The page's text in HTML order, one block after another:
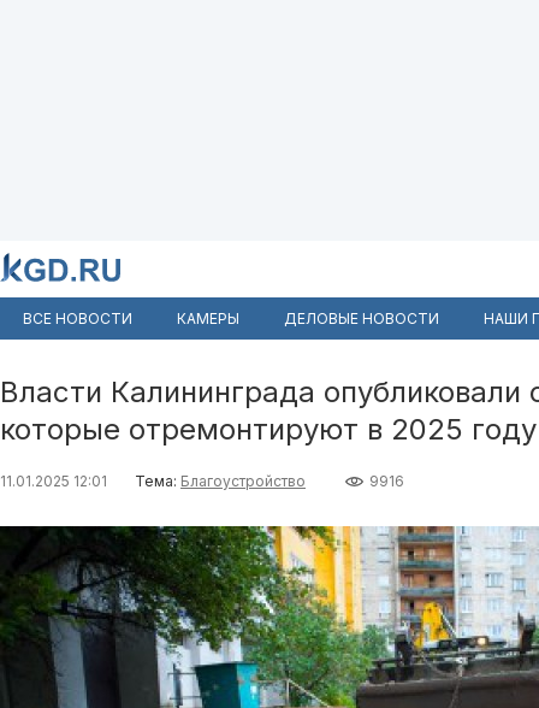
ВСЕ НОВОСТИ КАМЕРЫ ДЕЛОВЫЕ НОВОСТИ НАШИ
Власти Калининграда опубликовали
которые отремонтируют в 2025 году
11.01.2025 12:01 Тема: Благоустройство 9916